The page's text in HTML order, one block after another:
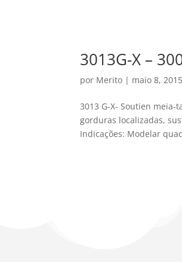
3013G-X –
por Merito | maio 8, 2015
3013 G-X- Soutien
gorduras localizadas,
Indicações: Modelar